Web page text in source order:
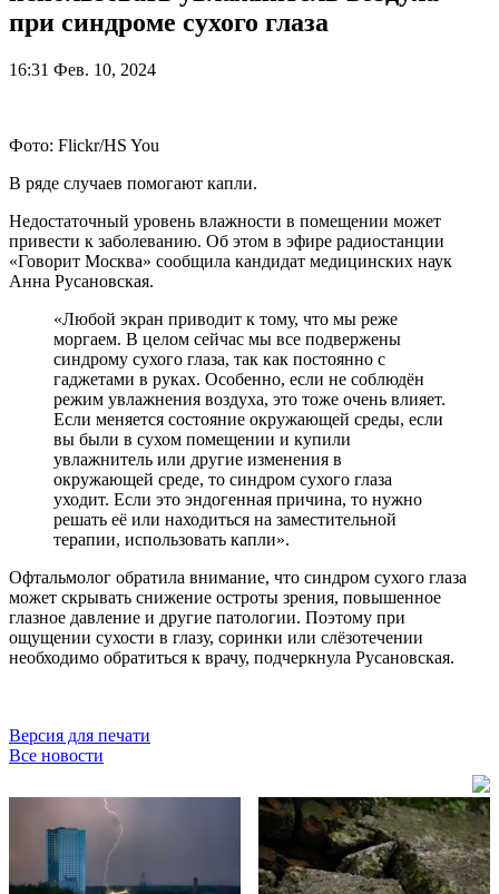
при синдроме сухого глаза
16:31 Фев. 10, 2024
Фото: Flickr/HS You
В ряде случаев помогают капли.
Недостаточный уровень влажности в помещении может
привести к заболеванию. Об этом в эфире радиостанции
«Говорит Москва» сообщила кандидат медицинских наук
Анна Русановская.
«Любой экран приводит к тому, что мы реже
моргаем. В целом сейчас мы все подвержены
синдрому сухого глаза, так как постоянно с
гаджетами в руках. Особенно, если не соблюдён
режим увлажнения воздуха, это тоже очень влияет.
Если меняется состояние окружающей среды, если
вы были в сухом помещении и купили
увлажнитель или другие изменения в
окружающей среде, то синдром сухого глаза
уходит. Если это эндогенная причина, то нужно
решать её или находиться на заместительной
терапии, использовать капли».
Офтальмолог обратила внимание, что синдром сухого глаза
может скрывать снижение остроты зрения, повышенное
глазное давление и другие патологии. Поэтому при
ощущении сухости в глазу, соринки или слёзотечении
необходимо обратиться к врачу, подчеркнула Русановская.
Версия для печати
Все новости